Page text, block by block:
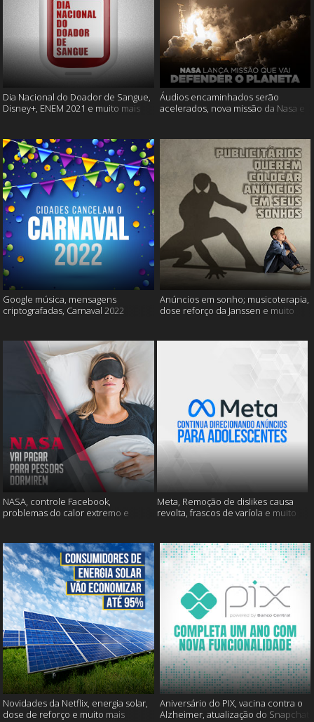
Dia Nacional do Doador de Sangue,
Disney+, ENEM 2021 e muito mais
Áudios encaminhados serão
acelerados, nova missão da Nasa e
Google música, mensagens
criptografadas, Carnaval 2022
Anúncios em sonho; musicoterapia,
dose reforço da Janssen e muito
NASA, controle Facebook,
problemas do calor extremo e
Meta, Remoção de dislikes causa
revolta, frascos de varíola e muito
Novidades da Netflix, energia solar,
dose de reforço e muito mais
Aniversário do PIX, vacina contra o
Alzheimer, atualização do Snapchat